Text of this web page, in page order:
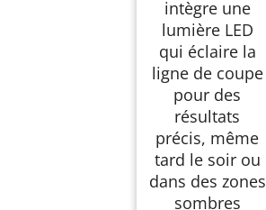
intègre une
lumière LED
qui éclaire la
ligne de coupe
pour des
résultats
précis, même
tard le soir ou
dans des zones
sombres